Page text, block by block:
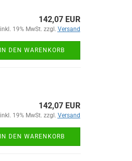
142,07 EUR
inkl. 19% MwSt. zzgl. Versand
IN DEN WARENKORB
142,07 EUR
inkl. 19% MwSt. zzgl. Versand
IN DEN WARENKORB